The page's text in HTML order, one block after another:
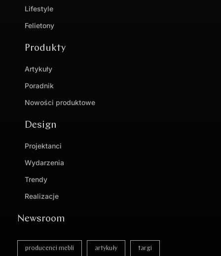
Lifestyle
Felietony
Produkty
Artykuły
Poradnik
Nowości produktowe
Design
Projektanci
Wydarzenia
Trendy
Realizacje
Newsroom
producenci mebli artykuły targi